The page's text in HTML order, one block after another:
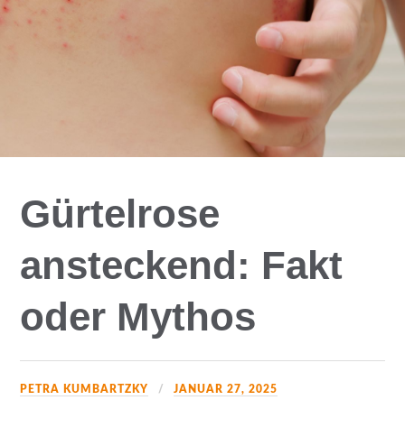
Gürtelrose
ansteckend: Fakt
oder Mythos
PETRA KUMBARTZKY JANUAR 27, 2025